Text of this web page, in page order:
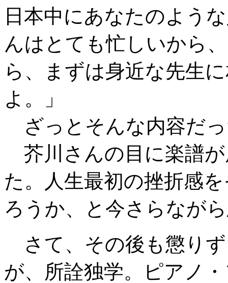
日本中にあなたのよう
んはとても忙しいから
ら、まずは身近な先生
よ。」
ざっとそんな内容だ
芥川さんの目に楽譜
た。人生最初の挫折感
ろうか、と今さらなが
さて、その後も懲り
が、所詮独学。ピアノ